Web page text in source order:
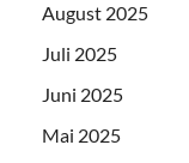
August 2025
Juli 2025
Juni 2025
Mai 2025